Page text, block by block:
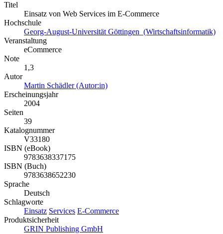
Titel
Einsatz von Web Services im E-Commerce
Hochschule
Georg-August-Universität Göttingen (Wirtschaftsinformatik)
Veranstaltung
eCommerce
Note
1,3
Autor
Martin Schädler (Autor:in)
Erscheinungsjahr
2004
Seiten
39
Katalognummer
V33180
ISBN (eBook)
9783638337175
ISBN (Buch)
9783638652230
Sprache
Deutsch
Schlagworte
Einsatz Services E-Commerce
Produktsicherheit
GRIN Publishing GmbH